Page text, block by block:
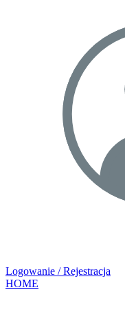
Logowanie / Rejestracja
HOME